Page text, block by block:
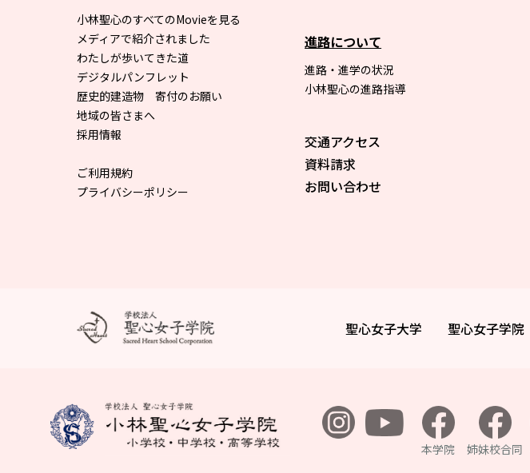
小林聖心のすべてのMovieを見る
メディアで紹介されました
わたしが歩いてきた道
デジタルパンフレット
歴史的建造物 寄付のお願い
地域の皆さまへ
採用情報
ご利用規約
プライバシーポリシー
進路について
進路・進学の状況
小林聖心の進路指導
交通アクセス
資料請求
お問い合わせ
聖心女子大学 聖心女子学院
本学院 姉妹校合同